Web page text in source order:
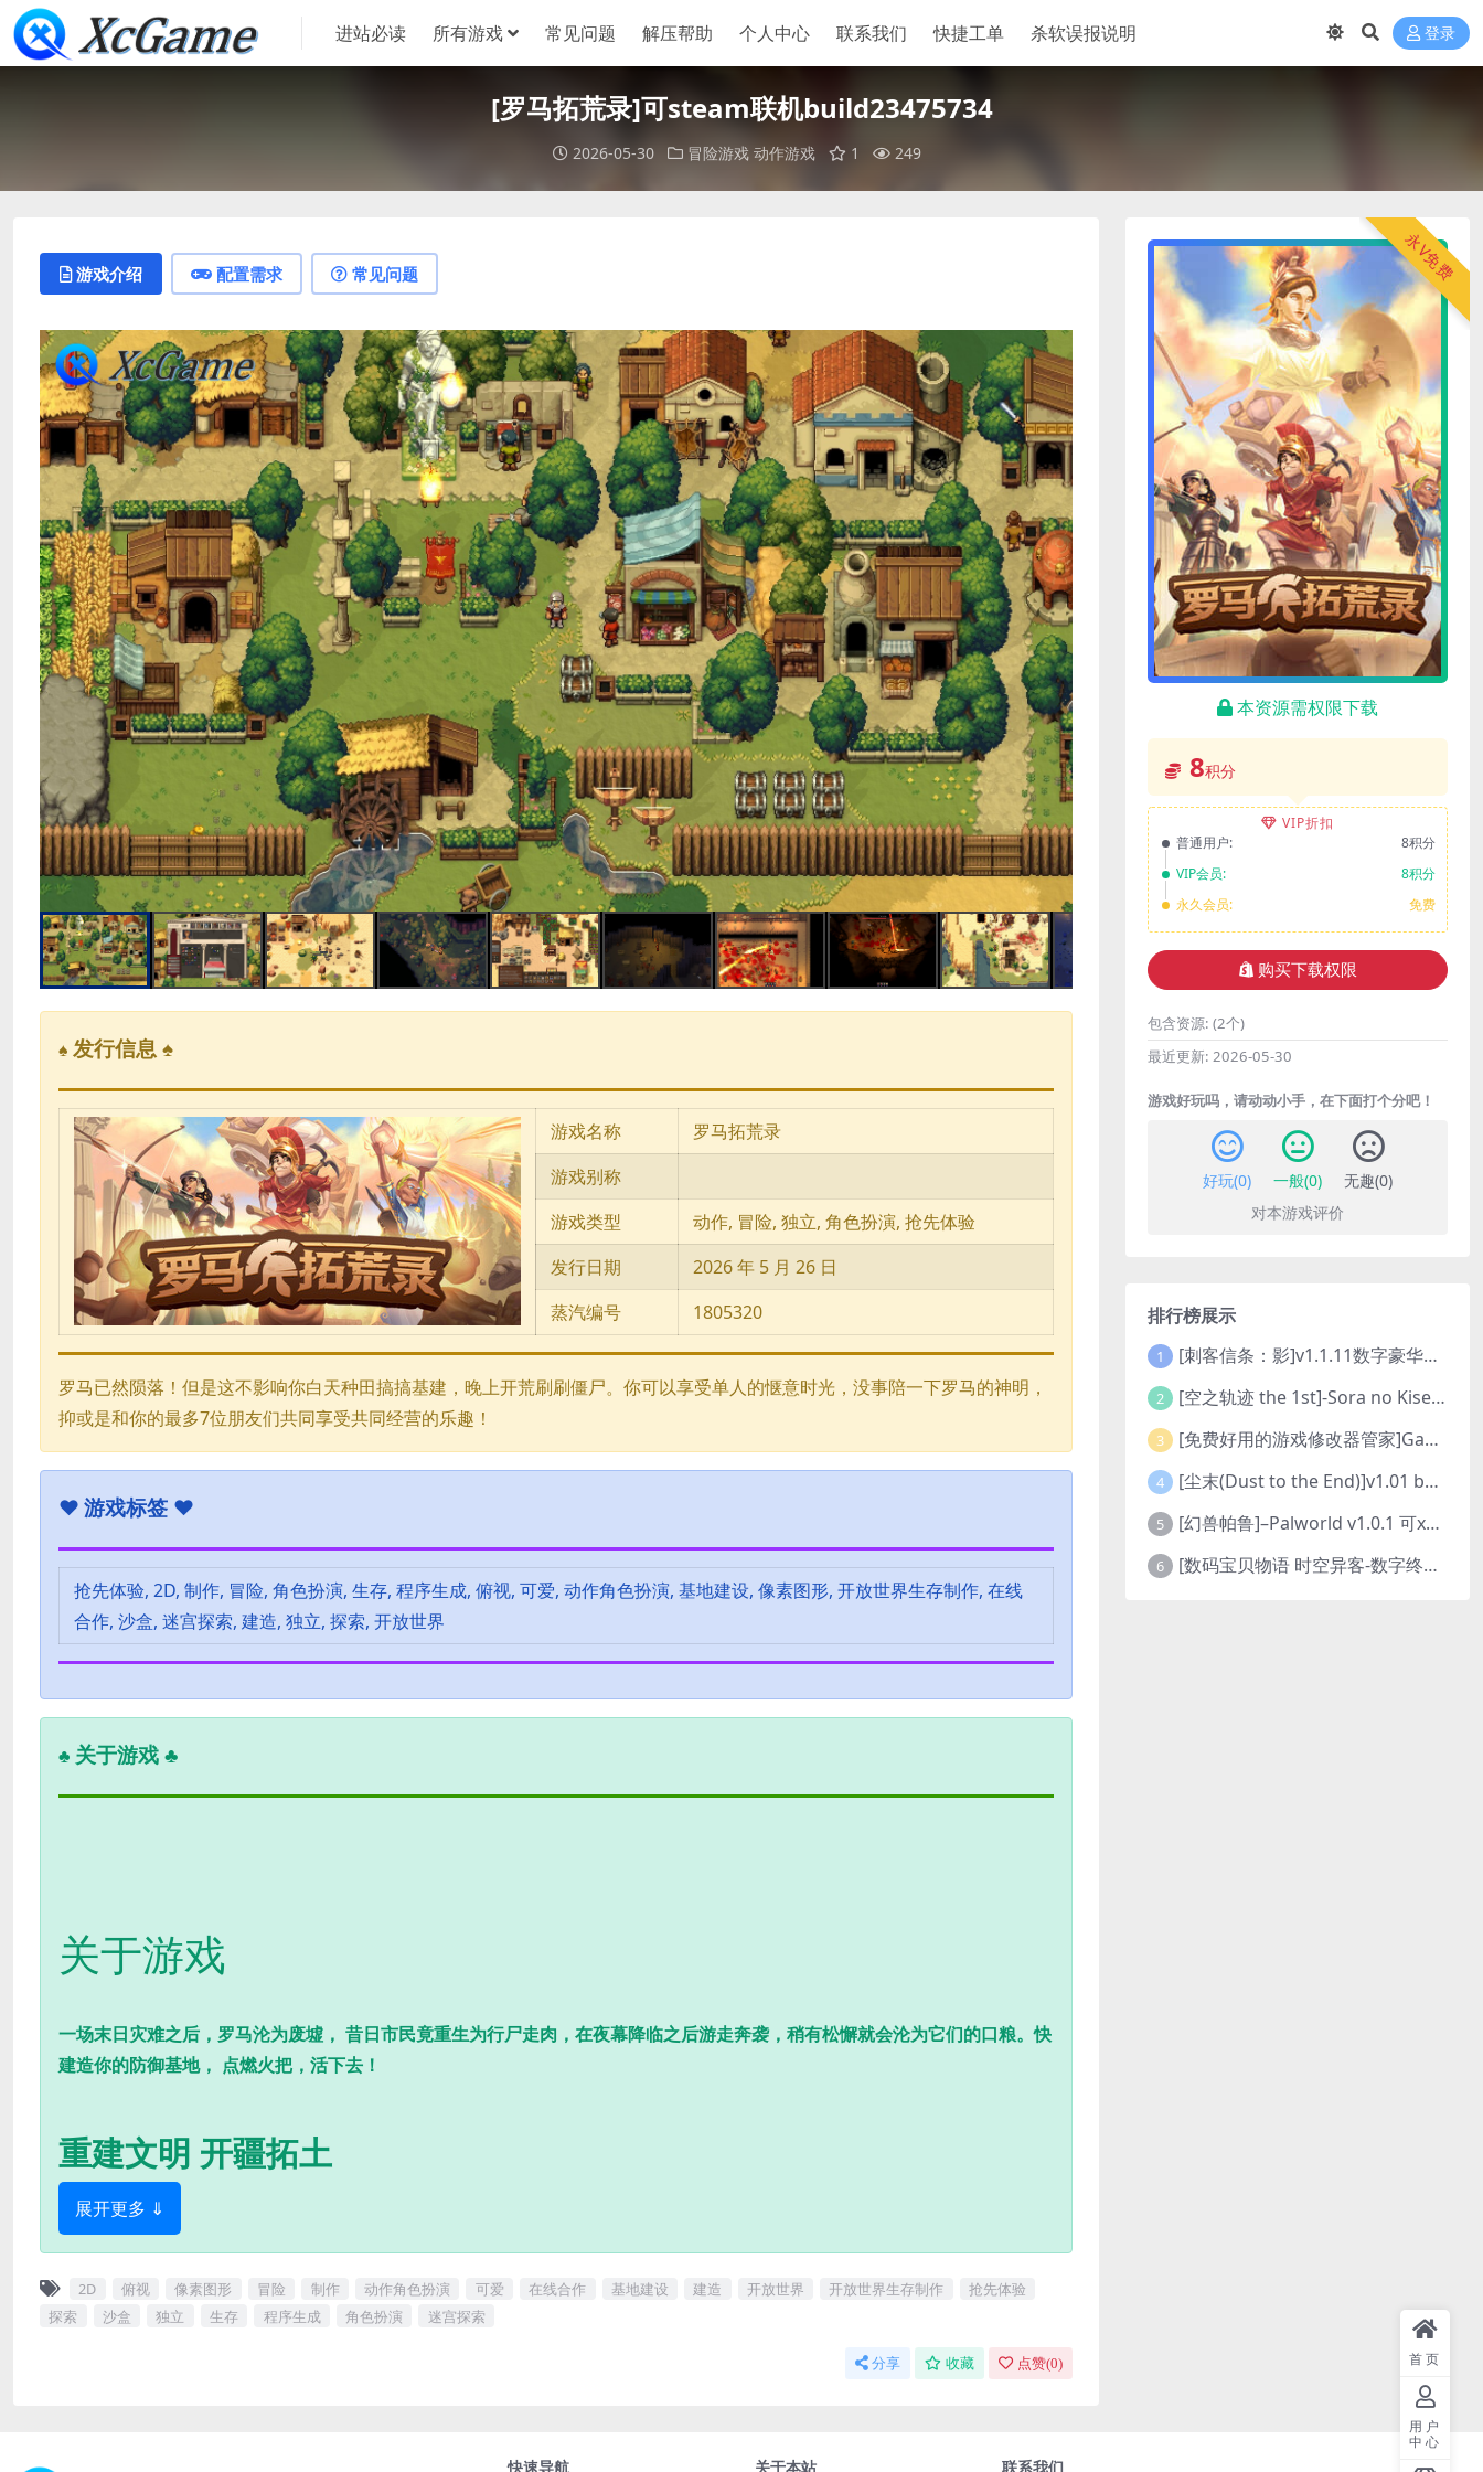
进站必读 所有游戏 常见问题 解压帮助 个人中心 联系我们 快捷工单 杀软误报说明 登录
[罗马拓荒录]可steam联机build23475734
2026-05-30 冒险游戏 动作游戏 1 249
游戏介绍 配置需求 常见问题
♠ 发行信息 ♠
游戏名称
罗马拓荒录
游戏别称
游戏类型
动作, 冒险, 独立, 角色扮演, 抢先体验
发行日期
2026 年 5 月 26 日
蒸汽编号
1805320
罗马已然陨落！但是这不影响你白天种田搞搞基建，晚上开荒刷刷僵尸。你可以享受单人的惬意时光，没事陪一下罗马的神明，
抑或是和你的最多7位朋友们共同享受共同经营的乐趣！
♥ 游戏标签 ♥
抢先体验, 2D, 制作, 冒险, 角色扮演, 生存, 程序生成, 俯视, 可爱, 动作角色扮演, 基地建设, 像素图形, 开放世界生存制作, 在线
合作, 沙盒, 迷宫探索, 建造, 独立, 探索, 开放世界
♣ 关于游戏 ♣
关于游戏
一场末日灾难之后，罗马沦为废墟， 昔日市民竟重生为行尸走肉，在夜幕降临之后游走奔袭，稍有松懈就会沦为它们的口粮。快
建造你的防御基地， 点燃火把，活下去！
重建文明 开疆拓土
展开更多 ⇓
2D 俯视 像素图形 冒险 制作 动作角色扮演 可爱 在线合作 基地建设 建造 开放世界 开放世界生存制作
抢先体验
探索
沙盒 独立 生存 程序生成 角色扮演 迷宫探索
分享 收藏 点赞(0)
永V免费
本资源需权限下载
8积分
VIP折扣
普通用户:
8积分
VIP会员:
8积分
永久会员:
免费
购买下载权限
包含资源: (2个)
最近更新: 2026-05-30
游戏好玩吗，请动动小手，在下面打个分吧！
好玩(0) 一般(0) 无趣(0)
对本游戏评价
排行榜展示
1 [刺客信条：影]v1.1.11数字豪华版全DLC
2 [空之轨迹 the 1st]-Sora no Kiseki the 1st-更新至v1.06.4-全DLC
3 [免费好用的游戏修改器管家]Game Cheats Manager
4 [尘末(Dust to the End)]v1.01 build9321107
5 [幻兽帕鲁]–Palworld v1.0.1 可xbox联机
6 [数码宝贝物语 时空异客-数字终极版]- Digimon Story Time Stranger-Build.23514637
快速导航 关于本站 联系我们
首页
用户
中心